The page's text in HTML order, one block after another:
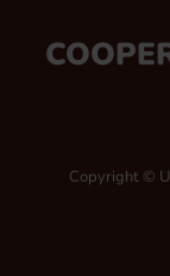
Copyright ©